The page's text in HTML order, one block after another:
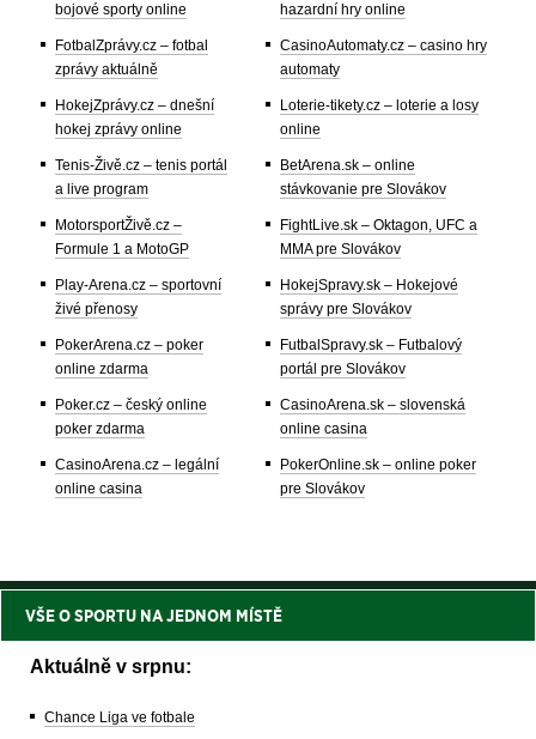
bojové sporty online
FotbalZprávy.cz – fotbal
zprávy aktuálně
HokejZprávy.cz – dnešní
hokej zprávy online
Tenis-Živě.cz – tenis portál
a live program
MotorsportŽivě.cz –
Formule 1 a MotoGP
Play-Arena.cz – sportovní
živé přenosy
PokerArena.cz – poker
online zdarma
Poker.cz – český online
poker zdarma
CasinoArena.cz – legální
online casina
hazardní hry online
CasinoAutomaty.cz – casino hry
automaty
Loterie-tikety.cz – loterie a losy
online
BetArena.sk – online
stávkovanie pre Slovákov
FightLive.sk – Oktagon, UFC a
MMA pre Slovákov
HokejSpravy.sk – Hokejové
správy pre Slovákov
FutbalSpravy.sk – Futbalový
portál pre Slovákov
CasinoArena.sk – slovenská
online casina
PokerOnline.sk – online poker
pre Slovákov
VŠE O SPORTU NA JEDNOM MÍSTĚ
Aktuálně v srpnu:
Chance Liga ve fotbale